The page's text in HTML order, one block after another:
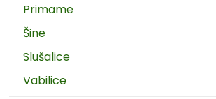
Primame
Šine
Slušalice
Vabilice